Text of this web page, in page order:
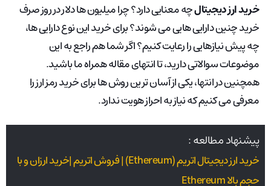
خرید ارز دیجیتالچه معنایی دارد؟ چرا میلیون ها دلار در روز صرف
خرید چنین دارایی هایی می شوند؟ برای خرید این نوع دارایی ها،
چه پیش نیازهایی را رعایت کنیم؟ اگر شما هم راجع به این
موضوعات سوالاتی دارید، تا انتهای مقاله همراه ما باشید.
همچنین در انتها، یکی از آسان ترین روش ها برای خرید رمز ارز را
معرفی می کنیم که نیاز به احراز هویت ندارد.
پیشنهاد مطالعه :
خرید ارز دیجیتال اتریم (Ethereum) | فروش اتریم |خرید ارزان و با
حجم بالا Ethereum